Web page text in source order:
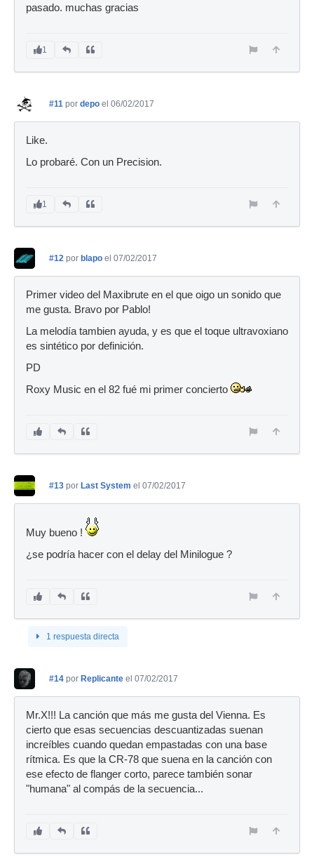
pasado. muchas gracias
1
#11 por depo el 06/02/2017
Like.
Lo probaré. Con un Precision.
1
#12 por blapo el 07/02/2017
Primer video del Maxibrute en el que oigo un sonido que
me gusta. Bravo por Pablo!
La melodía tambien ayuda, y es que el toque ultravoxiano
es sintético por definición.
PD
Roxy Music en el 82 fué mi primer concierto
#13 por Last System el 07/02/2017
Muy bueno !
¿se podría hacer con el delay del Minilogue ?
1 respuesta directa
#14 por Replicante el 07/02/2017
Mr.X!!! La canción que más me gusta del Vienna. Es
cierto que esas secuencias descuantizadas suenan
increíbles cuando quedan empastadas con una base
rítmica. Es que la CR-78 que suena en la canción con
ese efecto de flanger corto, parece también sonar
"humana" al compás de la secuencia...